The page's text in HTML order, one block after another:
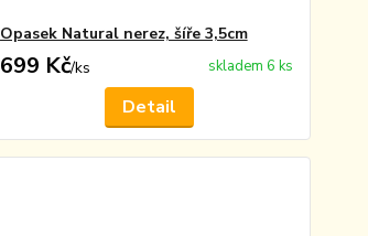
Opasek Natural nerez, šíře 3,5cm
699 Kč/ks skladem 6 ks
Detail